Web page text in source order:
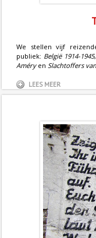
We stellen vijf
publiek: België 1914-1945,
Améryen Slachtoffers
LEES MEER